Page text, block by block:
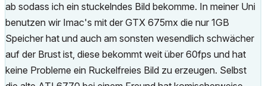
ab sodass ich ein stuckelndes Bild bekomme. In meiner Uni
benutzen wir Imac's mit der GTX 675mx die nur 1GB
Speicher hat und auch am sonsten wesendlich schwächer
auf der Brust ist, diese bekommt weit über 60fps und hat
keine Probleme ein Ruckelfreies Bild zu erzeugen. Selbst